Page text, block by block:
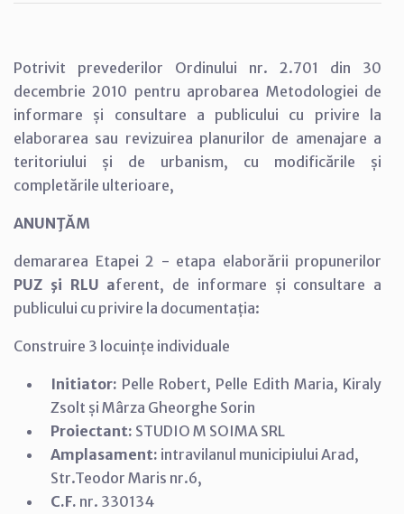
Potrivit prevederilor Ordinului nr. 2.701 din 30
decembrie 2010 pentru aprobarea Metodologiei de
informare și consultare a publicului cu privire la
elaborarea sau revizuirea planurilor de amenajare a
teritoriului și de urbanism, cu modificările și
completările ulterioare,
ANUNŢĂM
demararea Etapei 2 - etapa elaborării propunerilor
PUZ şi RLU aferent, de informare și consultare a
publicului cu privire la documentația:
Construire 3 locuințe individuale
Initiator: Pelle Robert, Pelle Edith Maria, Kiraly
Zsolt și Mârza Gheorghe Sorin
Proiectant: STUDIO M SOIMA SRL
Amplasament: intravilanul municipiului Arad,
Str.Teodor Maris nr.6,
C.F. nr. 330134